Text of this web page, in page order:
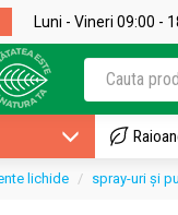
Luni - Vineri 09:00 -
lichide spray-uri și